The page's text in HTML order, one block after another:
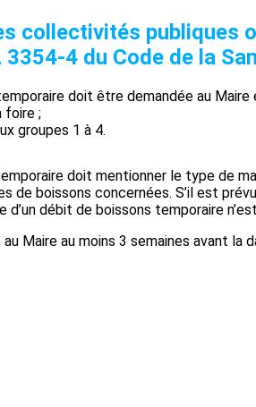
collectivités publiques
4 du Code de la
doit être demandée au
foire ;
groupes 1 à 4.
doit mentionner le type de
de boissons concernées. S’il est
d’un débit de boissons temporaire
Maire au moins 3 semaines avant la